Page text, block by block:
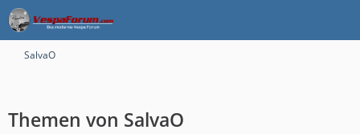
SalvaO
Themen von SalvaO